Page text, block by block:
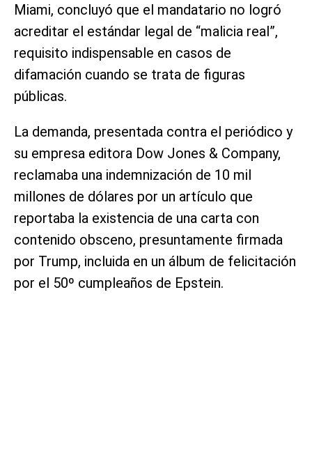
Miami, concluyó que el mandatario no logró
acreditar el estándar legal de “malicia real”,
requisito indispensable en casos de
difamación cuando se trata de figuras
públicas.
La demanda, presentada contra el periódico y
su empresa editora Dow Jones & Company,
reclamaba una indemnización de 10 mil
millones de dólares por un artículo que
reportaba la existencia de una carta con
contenido obsceno, presuntamente firmada
por Trump, incluida en un álbum de felicitación
por el 50º cumpleaños de Epstein.